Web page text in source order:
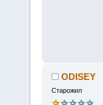
ODISEY
Старожил